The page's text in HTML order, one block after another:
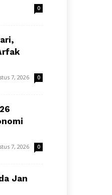
0
7, 2026 0
7, 2026 0
Jan